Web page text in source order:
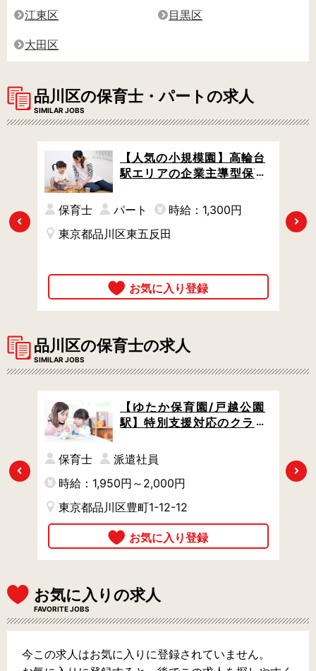
江東区 目黒区
大田区
品川区の保育士・パートの求人
SIMILAR JOBS
Previous
【人気の小規模園】高輪台
駅エリアの企業主導型保育
を保育する、風通しのよい
職場 / 駅チカ徒歩5分
保育士 パート
時給：1,300円
東京都品川区東五反田
Next
品川区の保育士の求人
SIMILAR JOBS
Previous
【ゆたか保育園/戸越公園
駅】特別支援対応のクラス
のサポート体制でスキルア
ップできる環境 / やりがい充
実
保育士
派遣社員
時給：1,950円～2,000円
東京都品川区豊町1-12-12
Next
お気に入りの求人
FAVORITE JOBS
今この求人はお気に入りに登録されていません。